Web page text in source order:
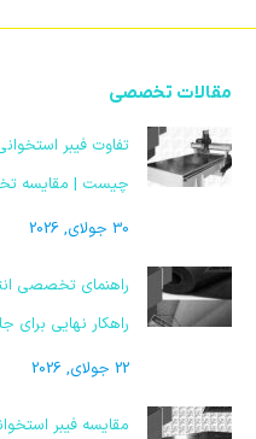
مقالات تخصصی
چیست | مقایسه
30 جولای, 2026
راهنمای تخصصی
راهکار نهایی
22 جولای, 2026
مقایسه فیبر